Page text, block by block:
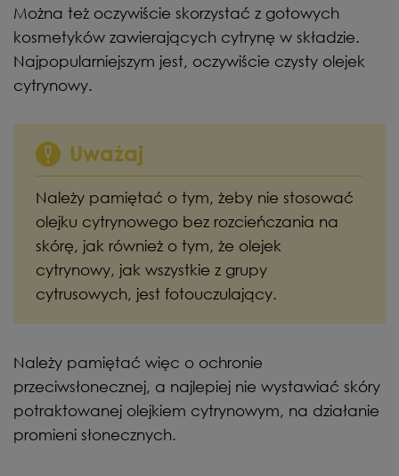
Można też oczywiście skorzystać z gotowych
kosmetyków zawierających cytrynę w składzie.
Najpopularniejszym jest, oczywiście czysty olejek
cytrynowy.
Uważaj
Należy pamiętać o tym, żeby nie stosować
olejku cytrynowego bez rozcieńczania na
skórę, jak również o tym, że olejek
cytrynowy, jak wszystkie z grupy
cytrusowych, jest fotouczulający.
Należy pamiętać więc o ochronie
przeciwsłonecznej, a najlepiej nie wystawiać skóry
potraktowanej olejkiem cytrynowym, na działanie
promieni słonecznych.